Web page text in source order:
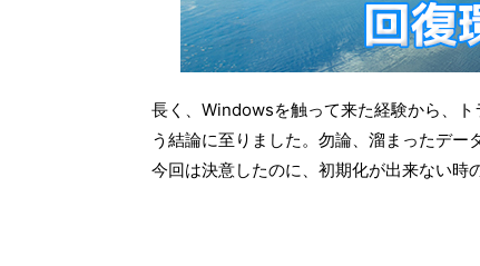
長く、Windowsを触って来た経験から、
う結論に至りました。勿論、溜まったデー
今回は決意したのに、初期化が出来ない時